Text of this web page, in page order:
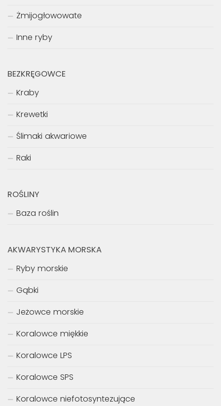
Żmijogłowowate
Inne ryby
BEZKRĘGOWCE
Kraby
Krewetki
Ślimaki akwariowe
Raki
ROŚLINY
Baza roślin
AKWARYSTYKA MORSKA
Ryby morskie
Gąbki
Jeżowce morskie
Koralowce miękkie
Koralowce LPS
Koralowce SPS
Koralowce niefotosyntezujące